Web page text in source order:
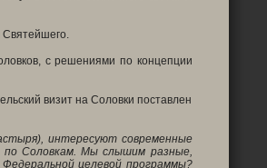
Святейшего.
с решениями по концепции
визит на Соловки поставлен
интересуют современные
по Соловкам. Мы слышим разные,
целевой программы?